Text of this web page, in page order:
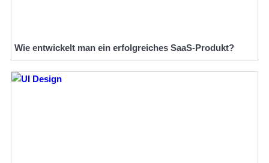
Wie entwickelt man ein erfolgreiches SaaS-Produkt?